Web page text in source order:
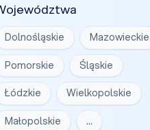
Dolnośląskie Mazowieckie
Pomorskie Śląskie
Łódzkie Wielkopolskie
Małopolskie …